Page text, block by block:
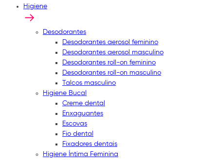
Higiene
Desodorantes
Desodorantes aerosol feminino
Desodorantes aerosol masculino
Desodorantes roll-on feminino
Desodorantes roll-on masculino
Talcos masculino
Higiene Bucal
Creme dental
Enxaguantes
Escovas
Fio dental
Fixadores dentais
Higiene Íntima Feminina